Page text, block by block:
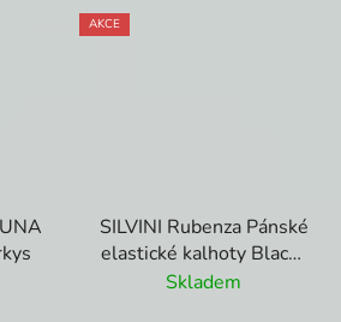
AKCE
SILVINI Rubenza Pánské
elastické kalhoty Black-
Cloud
Skladem